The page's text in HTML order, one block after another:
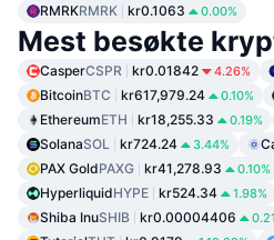
RMRKRMRK kr0.1063 0.00%
Mest besøkte
CasperCSPR kr0.01842 4.26%
BitcoinBTC kr617,979.24 0.10%
EthereumETH kr18,255.33 0.19%
SolanaSOL kr724.24 3.44%
PAX GoldPAXG kr41,278.93 0.10%
HyperliquidHYPE kr524.34 1.98%
Shiba InuSHIB kr0.00004406